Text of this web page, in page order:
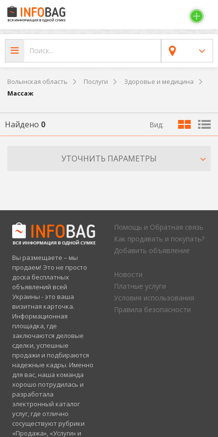
Волынская область Послуги
Здоровье и медицина
Массаж
Найдено 0 Вид:
УТОЧНИТЬ ПАРАМЕТРЫ
Вы размещаете – мы
продаем! Это не просто
доска бесплатных
объявлений всей
Украины - это ваша
визитная карточка.
Информационная
площадка, где
заключаются деловые
сделки, успешные
продажи и подбираются
надежные кадры. Именно
для вас, наша команда
хорошо потрудилась и
разработала
электронный каталог
услуг, где отлично
сосуществуют рубрики
«Продажа», «Услуги» и
Помощь и Обратная связь
Как продавать и покупать?
Добавить объявление
Новости
Платные услуги
Условия использования
Правила безопасности